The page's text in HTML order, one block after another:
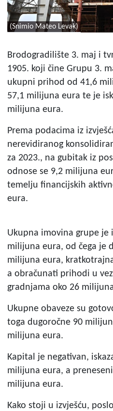
(Snimio Mateo Levak)
Brodogradilište 3. maj i
1905. koji čine Grupu 3.
ukupni prihod od 41,6
57,1 milijuna eura te je
milijuna eura.
Prema podacima iz
nerevidiranog
za 2023., na gubitak iz
odnose se 9,2 milijuna
temelju financijskih
eura.
Ukupna imovina grupe je
milijuna eura, od čega je
milijuna eura,
a obračunati prihodi u
gradnjama oko 26
Ukupne obaveze su
toga dugoročne 90
milijuna eura.
Kapital je negativan,
milijuna eura, a
milijuna eura.
Kako stoji u izvješću,